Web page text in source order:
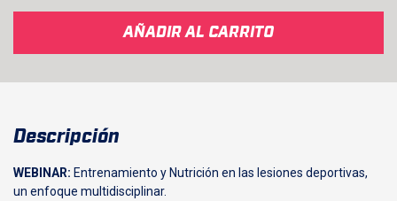
AÑADIR AL CARRITO
Descripción
WEBINAR: Entrenamiento y Nutrición en las lesiones deportivas,
un enfoque multidisciplinar.